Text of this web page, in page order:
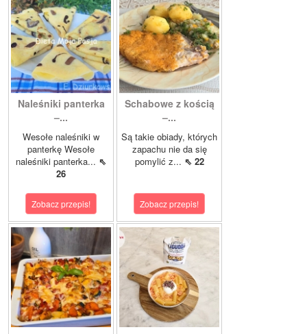
Naleśniki panterka
–...
Wesołe naleśniki w
panterkę Wesołe
naleśniki panterka... ⇖
26
Zobacz przepis!
Schabowe z kością
–...
Są takie obiady, których
zapachu nie da się
pomylić z... ⇖ 22
Zobacz przepis!